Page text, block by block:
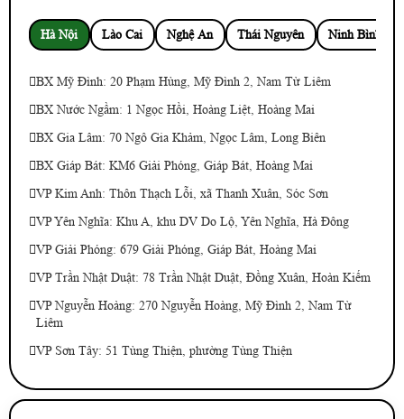
Hà Nội Lào Cai Nghệ An Thái Nguyên Ninh Bình
BX Mỹ Đình: 20 Phạm Hùng, Mỹ Đình 2, Nam Từ Liêm
BX Nước Ngầm: 1 Ngọc Hồi, Hoàng Liệt, Hoàng Mai
BX Gia Lâm: 70 Ngô Gia Khảm, Ngọc Lâm, Long Biên
BX Giáp Bát: KM6 Giải Phóng, Giáp Bát, Hoàng Mai
VP Kim Anh: Thôn Thạch Lỗi, xã Thanh Xuân, Sóc Sơn
VP Yên Nghĩa: Khu A, khu DV Do Lộ, Yên Nghĩa, Hà Đông
VP Giải Phóng: 679 Giải Phóng, Giáp Bát, Hoàng Mai
VP Trần Nhật Duật: 78 Trần Nhật Duật, Đồng Xuân, Hoàn Kiếm
VP Nguyễn Hoàng: 270 Nguyễn Hoàng, Mỹ Đình 2, Nam Từ
Liêm
VP Sơn Tây: 51 Tùng Thiện, phường Tùng Thiện